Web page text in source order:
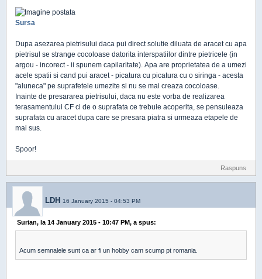
Sursa
Dupa asezarea pietrisului daca pui direct solutie diluata de aracet cu apa
pietrisul se strange cocoloase datorita interspatiilor dintre pietricele (in
argou - incorect - ii spunem capilaritate). Apa are proprietatea de a umezi
acele spatii si cand pui aracet - picatura cu picatura cu o siringa - acesta
"aluneca" pe suprafetele umezite si nu se mai creaza cocoloase.
Inainte de presararea pietrisului, daca nu este vorba de realizarea
terasamentului CF ci de o suprafata ce trebuie acoperita, se pensuleaza
suprafata cu aracet dupa care se presara piatra si urmeaza etapele de
mai sus.
Spoor!
Raspuns
LDH 16 January 2015 - 04:53 PM
Surian, la 14 January 2015 - 10:47 PM, a spus:
Acum semnalele sunt ca ar fi un hobby cam scump pt romania.